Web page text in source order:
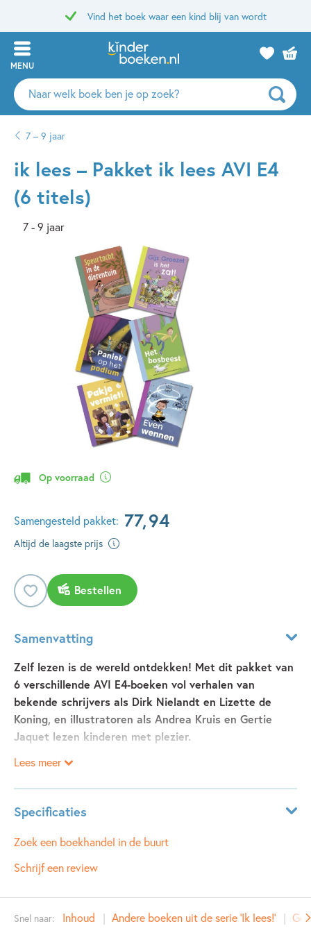
Vind het boek waar een kind blij van wordt
MENU
Zoeken
naar
auteurs
uitgevers
7 – 9 jaar
ik lees – Pakket ik lees AVI E4
(6 titels)
7 - 9 jaar
Op voorraad
Samengesteld pakket: 77,94
Altijd de laagste prijs
Bestellen
Samenvatting
Zelf lezen is de wereld ontdekken! Met dit pakket van
6 verschillende AVI E4-boeken vol verhalen van
bekende schrijvers als Dirk Nielandt en Lizette de
Koning, en illustratoren als Andrea Kruis en Gertie
Jaquet lezen kinderen met plezier.
In dit pakket zitten de volgende titels:
• Het bosbeest
• Speurtocht in de dierentuin
• Pakje vermist!
De verhalen uit de serie ik lees zitten boordevol avontuur,
Lees meer
Specificaties
Leeftijdsindicatie: 7 - 9 jaar
ISBN:
9789048757510
Auteur(s):
Zoek een boekhandel in de buurt
Schrijf een review
Snel naar: Inhoud Andere boeken uit de serie 'Ik lees!'